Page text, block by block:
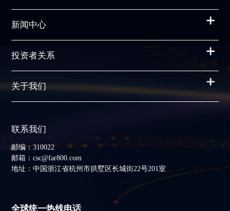
新闻中心
投资者关系
关于我们
联系我们
邮编：310022
邮箱：csc@far800.com
地址：中国浙江省杭州市拱墅区长城街22号201室
全球统一热线电话